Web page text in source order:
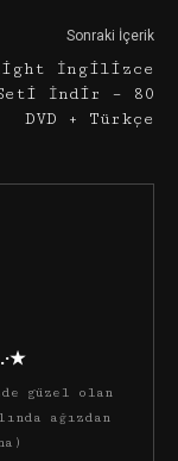
Sonraki İçerik
İngilizce
İndir – 80
DVD + Türkçe
güzel olan
ağızdan